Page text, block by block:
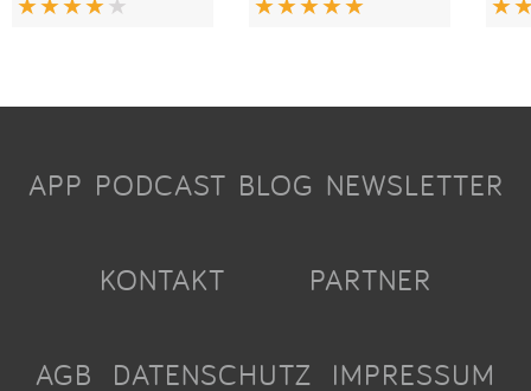
APP PODCAST BLOG NEWSLETTER
KONTAKT PARTNER
AGB DATENSCHUTZ IMPRESSUM